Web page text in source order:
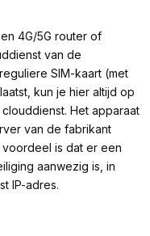
4G/5G router of
van de
SIM-kaart (met
kun je hier altijd op
Het apparaat
van de fabrikant
is dat er een
aanwezig is, in
IP-adres.